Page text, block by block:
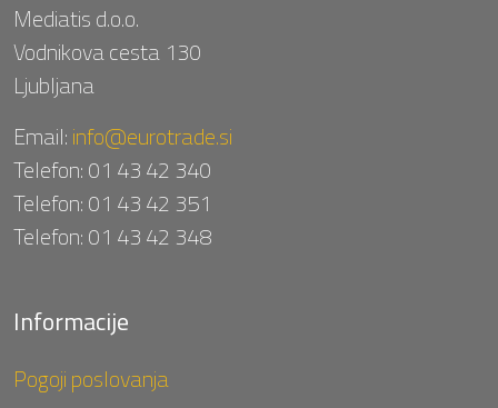
Mediatis d.o.o.
Vodnikova cesta 130
Ljubljana
Email:info@eurotrade.si
Telefon:01 43 42 340
Telefon:01 43 42 351
Telefon:01 43 42 348
Informacije
Pogoji poslovanja